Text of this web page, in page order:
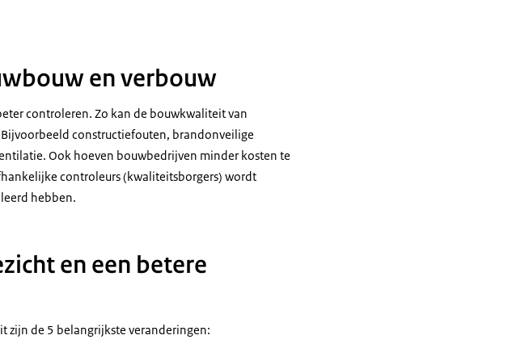
en verbouw
controleren. Zo kan de bouwkwaliteit van
constructiefouten, brandonveilige
Ook hoeven bouwbedrijven minder kosten te
controleurs (kwaliteitsborgers) wordt
hebben.
en een betere
zijn de 5 belangrijkste veranderingen: